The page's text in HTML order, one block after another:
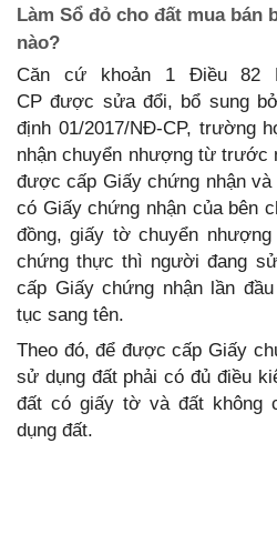
Làm Sổ đỏ cho đất mua bán
nào?
Căn cứ khoản 1 Điều 82
CP được sửa đổi, bổ sung
định 01/2017/NĐ-CP, trường
nhận chuyển nhượng từ trước
được cấp Giấy chứng nhận
có Giấy chứng nhận của bên
đồng, giấy tờ chuyển
chứng thực thì người đang
cấp Giấy chứng nhận lần
tục sang tên.
Theo đó, để được cấp Giấy
sử dụng đất phải có đủ điều
đất có giấy tờ và đất không
dụng đất.